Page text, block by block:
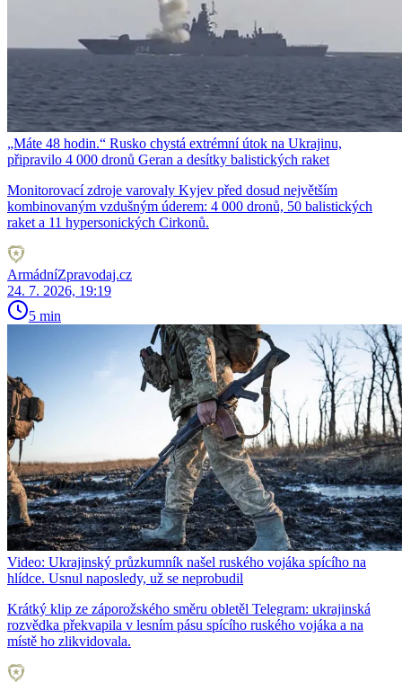
„Máte 48 hodin.“ Rusko chystá extrémní útok na Ukrajinu,
připravilo 4 000 dronů Geran a desítky balistických raket
Monitorovací zdroje varovaly Kyjev před dosud největším
kombinovaným vzdušným úderem: 4 000 dronů, 50 balistických
raket a 11 hypersonických Cirkonů.
ArmádníZpravodaj.cz
24. 7. 2026, 19:19
5 min
Video: Ukrajinský průzkumník našel ruského vojáka spícího na
hlídce. Usnul naposledy, už se neprobudil
Krátký klip ze záporožského směru obletěl Telegram: ukrajinská
rozvědka překvapila v lesním pásu spícího ruského vojáka a na
místě ho zlikvidovala.